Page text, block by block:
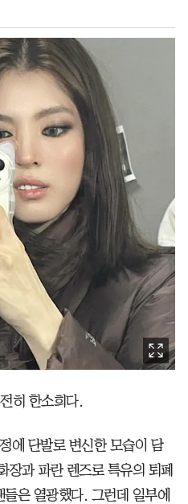
히 한소희다.
에 단발로 변신한 모습이 담
장과 파란 렌즈로 특유의 퇴폐
은 열광했다. 그런데 일부에